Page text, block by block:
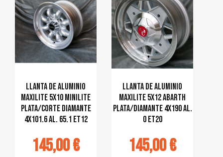
Llanta de aluminio
MAXILITE 5x10 Minilite
plata/corte diamante
4x101.6 al. 65.1 ET12
145,00 €
Llanta de aluminio
MAXILITE 5x12 Abarth
plata/diamante 4x190 al.
0 ET20
145,00 €